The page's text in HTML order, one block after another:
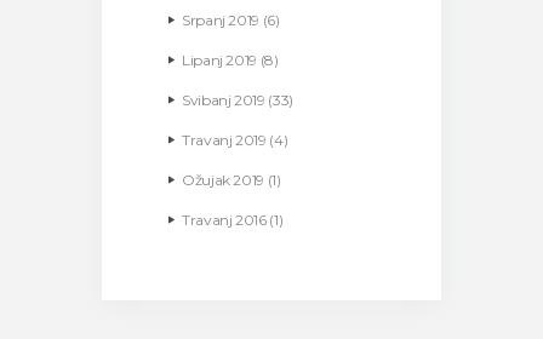
Srpanj2019 (6)
Lipanj2019 (8)
Svibanj2019 (33)
Travanj2019 (4)
Ožujak2019 (1)
Travanj2016(1)